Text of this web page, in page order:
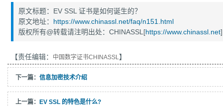
原文标题：EV SSL 证书是如何诞生的？
原文地址： https://www.chinassl.net/faq/n151.html
版权所有@转载请注明出处：CHINASSL[https://www.chinassl.net]
【责任编辑： 中国数字证书CHINASSL】
下一篇： 信息加密技术介绍
上一篇： EV SSL 的特色是什么?